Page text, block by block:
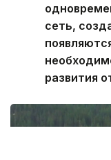
сеть,
развития